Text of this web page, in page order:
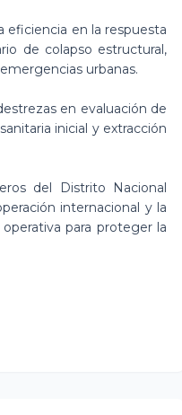
eficiencia en la respuesta
de colapso estructural,
urbanas.
en evaluación de
inicial y extracción
del Distrito Nacional
internacional y la
para proteger la